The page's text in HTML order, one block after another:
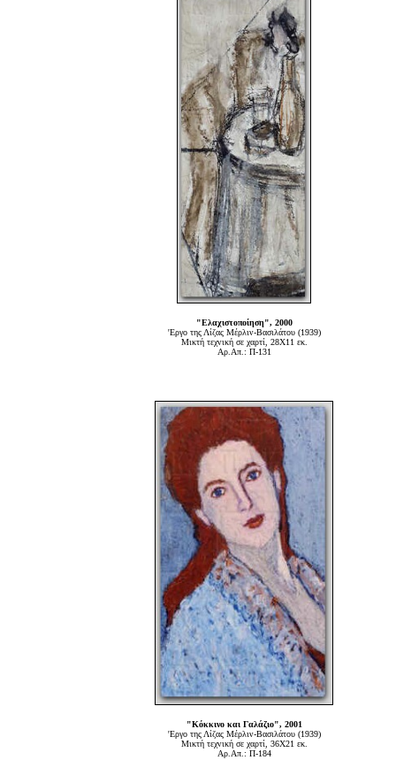
"Ελαχιστοποίηση", 2000
'Εργο της Λίζας Μέρλιν-Βασιλάτου (1939)
Μικτή τεχνική σε χαρτί, 28Χ11 εκ.
Αρ.Απ.: Π-131
"Κόκκινο και Γαλάζιο", 2001
'Εργο της Λίζας Μέρλιν-Βασιλάτου (1939)
Μικτή τεχνική σε χαρτί, 36Χ21 εκ.
Αρ.Απ.: Π-184